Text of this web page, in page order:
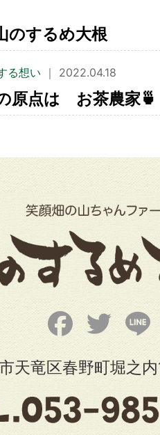
のするめ大根
る想い ｜ 2022.04.18
原点は お茶農家🍵
FacebookTwitter
天竜区春野町堀之